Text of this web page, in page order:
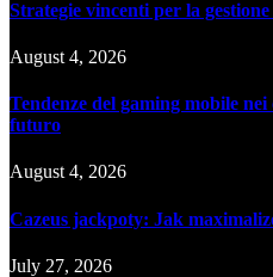
Strategie vincenti per la
August 4, 2026
Tendenze del gaming mobile nei
futuro
August 4, 2026
Cazeus jackpoty: Jak
July 27, 2026